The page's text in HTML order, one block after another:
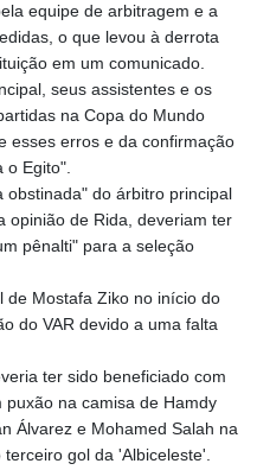
equipe de arbitragem e a
o que levou à derrota
em um comunicado.
seus assistentes e os
na Copa do Mundo
esses erros e da confirmação
o Egito".
obstinada" do árbitro principal
opinião de Rida, deveriam ter
pênalti" para a seleção
de Mostafa Ziko no início do
do VAR devido a uma falta
ter sido beneficiado com
na camisa de Hamdy
Álvarez e Mohamed Salah na
gol da 'Albiceleste'.